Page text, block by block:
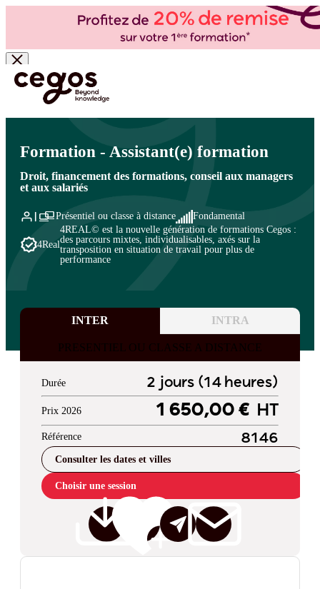
Skip to main content
Vous êtes ici : Accueil >Cegos, organisme de formation à Paris et en régions
>Métiers et pratiques des ressources humaines
Formation - Assistant(e) formation
Droit, financement des formations, conseil aux managers
et aux salariés
Présentiel ou classe à distance Fondamental
4Real
4REAL© est la nouvelle génération de formations Cegos :
des parcours mixtes, individualisables, axés sur la
transposition en situation de travail pour plus de
performance
INTER INTRA
PRESENTIEL OU CLASSE A DISTANCE
Durée 2 jours (14 heures)
Prix 2026 1 650,00 € HT
Référence 8146
Consulter les dates et villes
Choisir une session